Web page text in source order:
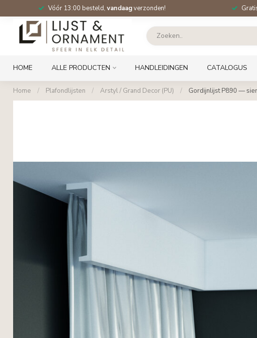
Vóór 13:00 besteld, vandaagverzonden!
HOME ALLE PRODUCTEN HANDLEIDINGEN CATALOGUS
Home / Plafondlijsten / Arstyl / Grand Decor (PU) / Gordijnlijst P890 —